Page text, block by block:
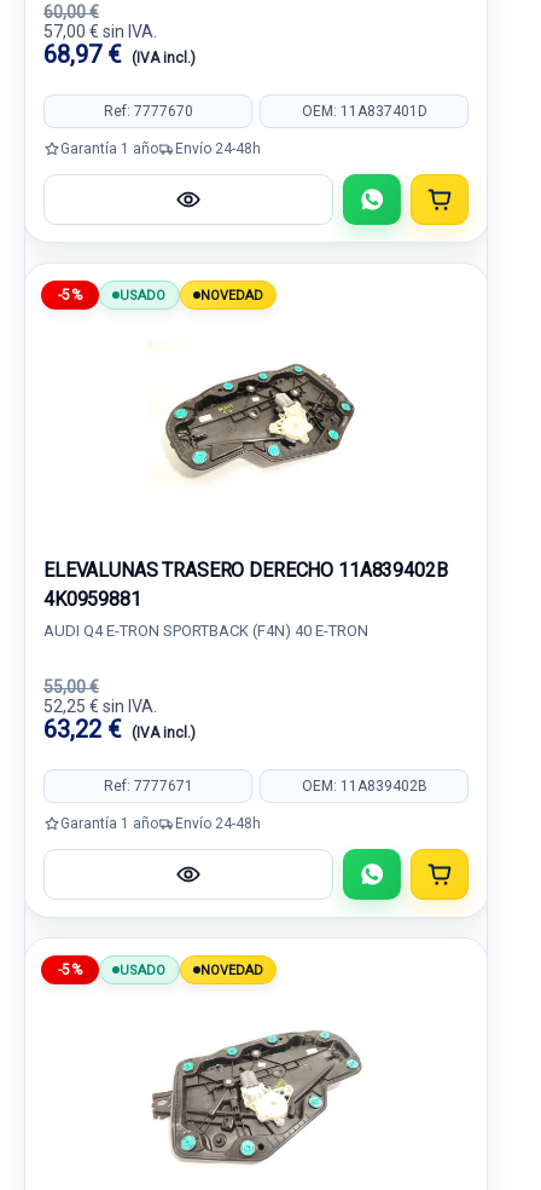
60,00 €
57,00 € sin IVA.
68,97 € (IVA incl.)
Ref: 7777670 OEM: 11A837401D
Garantía 1 año Envío 24-48h
-5% USADO NOVEDAD
ELEVALUNAS TRASERO DERECHO 11A839402B
4K0959881
AUDI Q4 E-TRON SPORTBACK (F4N) 40 E-TRON
55,00 €
52,25 € sin IVA.
63,22 € (IVA incl.)
Ref: 7777671 OEM: 11A839402B
Garantía 1 año Envío 24-48h
-5% USADO NOVEDAD